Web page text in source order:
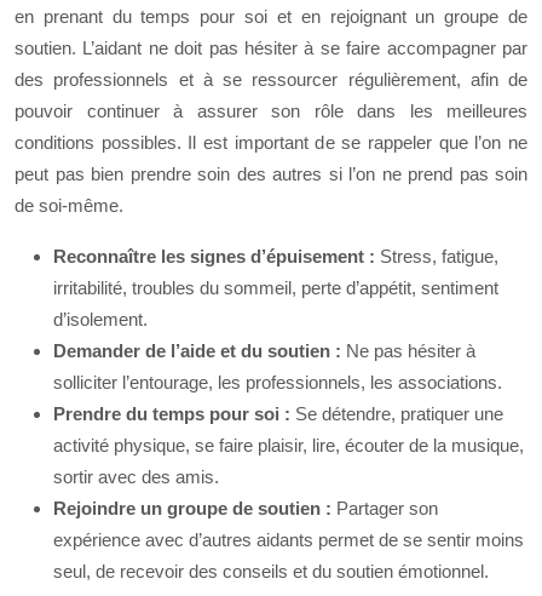
en prenant du temps pour soi et en rejoignant un groupe de
soutien. L’aidant ne doit pas hésiter à se faire accompagner par
des professionnels et à se ressourcer régulièrement, afin de
pouvoir continuer à assurer son rôle dans les meilleures
conditions possibles. Il est important de se rappeler que l’on ne
peut pas bien prendre soin des autres si l’on ne prend pas soin
de soi-même.
Reconnaître les signes d’épuisement : Stress, fatigue,
irritabilité, troubles du sommeil, perte d’appétit, sentiment
d’isolement.
Demander de l’aide et du soutien : Ne pas hésiter à
solliciter l’entourage, les professionnels, les associations.
Prendre du temps pour soi : Se détendre, pratiquer une
activité physique, se faire plaisir, lire, écouter de la musique,
sortir avec des amis.
Rejoindre un groupe de soutien : Partager son
expérience avec d’autres aidants permet de se sentir moins
seul, de recevoir des conseils et du soutien émotionnel.